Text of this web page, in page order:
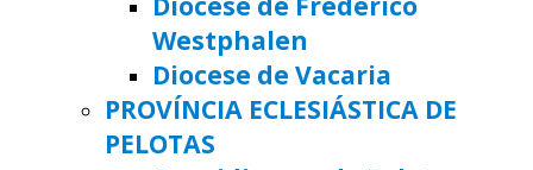
Westphalen
Diocese de Vacaria
PROVÍNCIA ECLESIÁSTICA DE
PELOTAS